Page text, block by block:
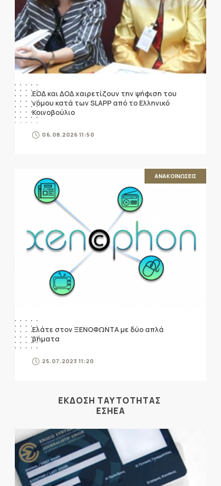
ΕΟΔ και ΔΟΔ χαιρετίζουν την ψήφιση του
νόμου κατά των SLAPP από το Ελληνικό
Κοινοβούλιο
06.08.2026 11:50
ΑΝΑΚΟΙΝΩΣΕΙΣ
Ελάτε στον ΞΕΝΟΦΩΝΤΑ με δύο απλά
βήματα
25.07.2023 11:20
ΕΚΔΟΣΗ ΤΑΥΤΟΤΗΤΑΣ
ΕΣΗΕΑ